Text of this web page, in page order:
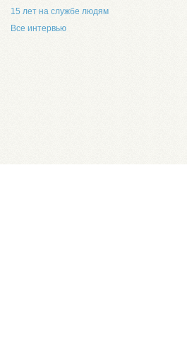
15 лет на службе людям
Все интервью